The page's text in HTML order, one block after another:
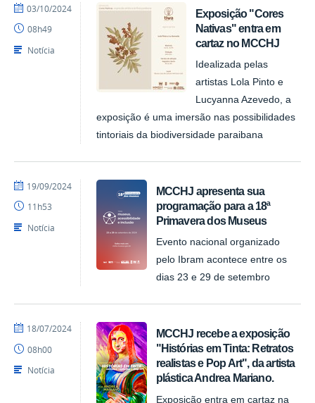
Exposição "Cores
Nativas" entra em
cartaz no MCCHJ
Idealizada pelas
artistas Lola Pinto e
Lucyanna Azevedo, a
exposição é uma imersão nas possibilidades
tintoriais da biodiversidade paraibana
por
MCCHJ
publicado
03/10/2024
08h49
Notícia
MCCHJ apresenta sua
programação para a 18ª
Primavera dos Museus
Evento nacional organizado
pelo Ibram acontece entre os
dias 23 e 29 de setembro
por
MCCHJ
publicado
19/09/2024
11h53
Notícia
MCCHJ recebe a exposição
"Histórias em Tinta: Retratos
realistas e Pop Art", da artista
plástica Andrea Mariano.
Exposição entra em cartaz na
por
MCCHJ
publicado
18/07/2024
08h00
Notícia